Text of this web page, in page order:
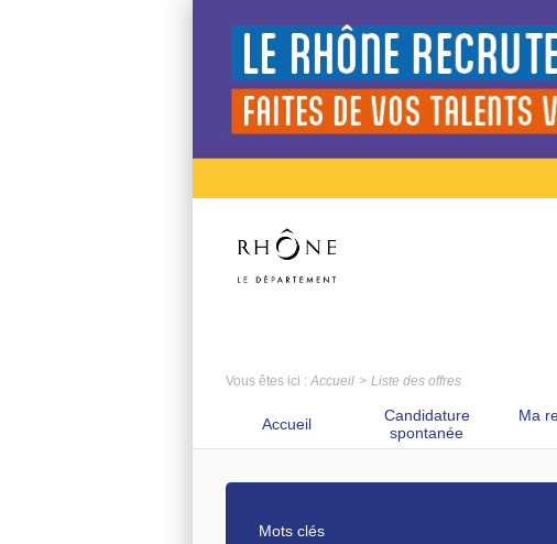
Vous êtes ici : Accueil Liste des offres
Accueil
Candidature
spontanée
Ma
Mots clés